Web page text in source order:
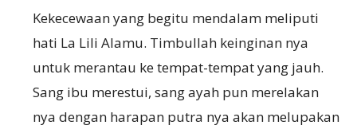
Kekecewaan yang begitu mendalam meliputi
hati La Lili Alamu. Timbullah keinginan nya
untuk merantau ke tempat-tempat yang jauh.
Sang ibu merestui, sang ayah pun merelakan
nya dengan harapan putra nya akan melupakan